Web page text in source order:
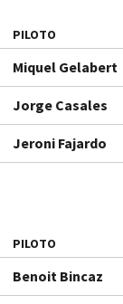
PILOTO
Miquel Gelabert
Jorge Casales
Jeroni Fajardo
PILOTO
Benoit Bincaz